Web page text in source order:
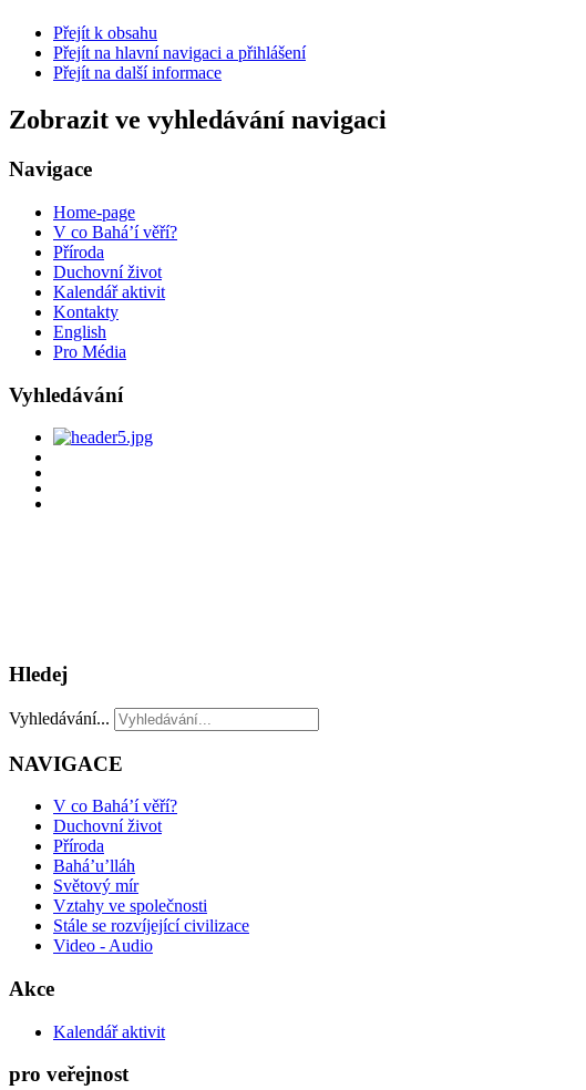
Přejít k obsahu
Přejít na hlavní navigaci a přihlášení
Přejít na další informace
Zobrazit ve vyhledávání navigaci
Navigace
Home-page
V co Bahá’í věří?
Příroda
Duchovní život
Kalendář aktivit
Kontakty
English
Pro Média
Vyhledávání
Hledej
Vyhledávání...
NAVIGACE
V co Bahá’í věří?
Duchovní život
Příroda
Bahá’u’lláh
Světový mír
Vztahy ve společnosti
Stále se rozvíjející civilizace
Video - Audio
Akce
Kalendář aktivit
pro veřejnost